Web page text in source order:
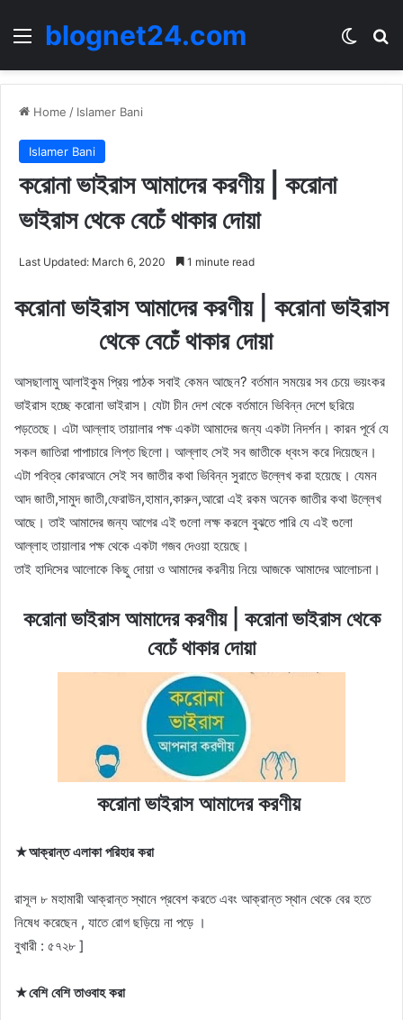
Menublognet24.com
Home / Islamer Bani
Islamer Bani
করোনা ভাইরাস আমাদের করণীয় | করোনা
ভাইরাস থেকে বেচেঁ থাকার দোয়া
Last Updated: March 6, 2020 1 minute read
করোনা ভাইরাস আমাদের করণীয় | করোনা ভাইরাস
থেকে বেচেঁ থাকার দোয়া
আসছালামু আলাইকুম প্রিয় পাঠক সবাই কেমন আছেন? বর্তমান সময়ের সব চেয়ে ভয়ংকর
ভাইরাস হচ্ছে করোনা ভাইরাস। যেটা চীন দেশ থেকে বর্তমানে ভিবিন্ন দেশে ছরিয়ে
পড়তেছে। এটা আল্লাহ তায়ালার পক্ষ একটা আমাদের জন্য একটা নিদর্শন। কারন পূর্বে যে
সকল জাতিরা পাপাচারে লিপ্ত ছিলো। আল্লাহ সেই সব জাতীকে ধ্বংস করে দিয়েছেন।
এটা পবিত্র কোরআনে সেই সব জাতীর কথা ভিবিন্ন সুরাতে উল্লেখ করা হয়েছে। যেমন
আদ জাতী,সামুদ জাতী,ফেরাউন,হামান,কারুন,আরো এই রকম অনেক জাতীর কথা উল্লেখ
আছে। তাই আমাদের জন্য আগের এই গুলো লক্ষ করলে বুঝতে পারি যে এই গুলো
আল্লাহ তায়ালার পক্ষ থেকে একটা গজব দেওয়া হয়েছে।
তাই হাদিসের আলোকে কিছু দোয়া ও আমাদের করনীয় নিয়ে আজকে আমাদের আলোচনা।
করোনা ভাইরাস আমাদের করণীয় | করোনা ভাইরাস থেকে
বেচেঁ থাকার দোয়া
করোনা ভাইরাস আমাদের করণীয়
★আক্রান্ত এলাকা পরিহার করা
রাসূল ৮ মহামারী আক্রান্ত স্থানে প্রবেশ করতে এবং আক্রান্ত স্থান থেকে বের হতে
নিষেধ করেছেন , যাতে রোগ ছড়িয়ে না পড়ে ।
বুখারী : ৫৭২৮ ]
★বেশি বেশি তাওবাহ করা